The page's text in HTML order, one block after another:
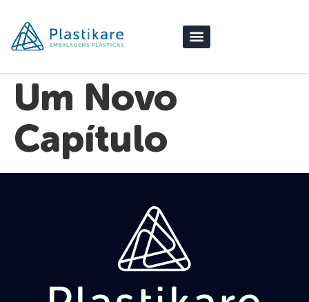
Um Novo
Capítulo